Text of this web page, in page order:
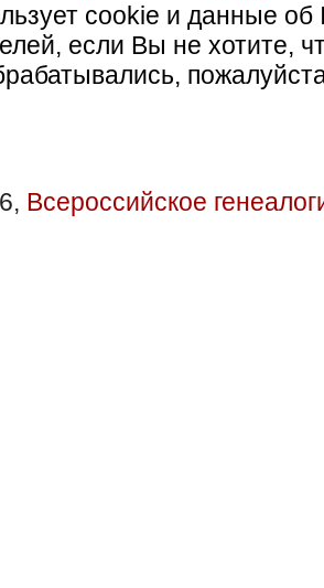
cookie и данные об
если Вы не хотите,
Всероссийское